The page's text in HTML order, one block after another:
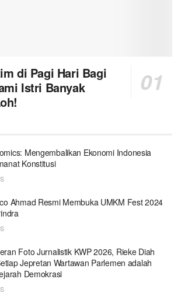
di Pagi Hari Bagi
Istri Banyak
Mengembalikan Ekonomi Indonesia
Konstitusi
Ahmad Resmi Membuka UMKM Fest 2024
Foto Jurnalistik KWP 2026, Rieke Diah
Jepretan Wartawan Parlemen adalah
Demokrasi